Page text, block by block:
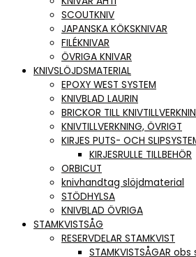
SCOUTKNIV
JAPANSKA KÖKSKNIVAR
FILÉKNIVAR
ÖVRIGA KNIVAR
KNIVSLÖJDSMATERIAL
EPOXY WEST SYSTEM
KNIVBLAD LAURIN
BRICKOR TILL
KNIVTILLVERKNING, ÖVRIGT
KIRJES PUTS- OCH
KIRJESRULLE TILLBEHÖR
ORBICUT
knivhandtag slöjdmaterial
STÖDHYLSA
KNIVBLAD ÖVRIGA
STAMKVISTSÅG
RESERVDELAR STAMKVIST
STAMKVISTSÅGAR